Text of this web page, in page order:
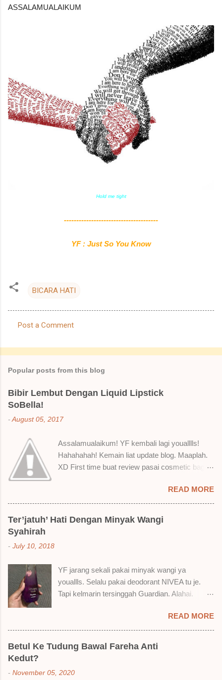
ASSALAMUALAIKUM
Hold me tight
--------------------------------------
YF : Just So You Know
BICARA HATI
o
m
e
n
t
Post a Comment
Popular posts from this blog
Bibir Lembut Dengan Liquid Lipstick
SoBella!
-August 05, 2017
Assalamualaikum! YF kembali lagi youalllls!
Hahahahah! Kemain liat update blog. Maaplah.
XD First time buat review pasai cosmetic bagai
Nak jadikan cerita, a ku baru je beli liquid lipstick
brand SoBella ni. Siap beli 3 kau! Adeh! Dari
atas, Cornflakes Madu, Strawberry Semprit &
Rose Makmur Setelah dicuba dengan pelbagai
suka tu boleh adjust. Don't worry! Aku start
dengan yang elok dulu lah ek! Pros 1) OMG!
Ringan gila tekstur dia bila dah kering. Serious!
Lembut plak jadinya bibir ni and smooth gitu. 3)
Bila minum air, still nampak bekas lipstick kat
gelas tapi tak obvious pun. Sikit sangat. Tapi tak
makan berpinggan-pinggan. 4) Senang nak
READ MORE
Ter’jatuh’ Hati Dengan Minyak Wangi
Syahirah
- July 10, 2018
YF jarang sekali pakai minyak wangi ya
youallls. Selalu pakai deodorant NIVEA tu je.
Tapi kelmarin tersinggah Guardian. Alahai.
dalam Guardian, ternampaklah minyak wangi
Syahirah ni. Kebetulan ada sale . RM18 je tau.
Harga adal tak pasti plak. May be dalam RM20
macam tu. Dah lama tak pakai perfume , ambil
redhanya sebab tak tahu lah wangian dia tu
READ MORE
Betul Ke Tudung Bawal Fareha Anti
Kedut?
- November 05, 2020